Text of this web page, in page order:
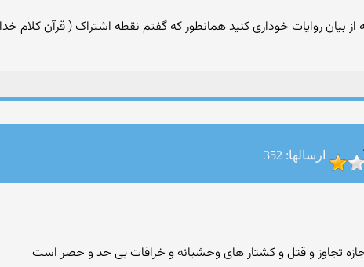
از بیان روایات خوداری کنید همانطور که گفتم نقطه اشتراک ( قرآن کلام
ارسالها: 352
تجاوز و قتل و کشتار های وحشیانه و خرافات بی حد و حصر است